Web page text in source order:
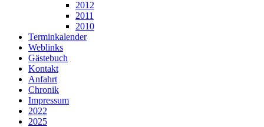
2012
2011
2010
Terminkalender
Weblinks
Gästebuch
Kontakt
Anfahrt
Chronik
Impressum
2022
2025